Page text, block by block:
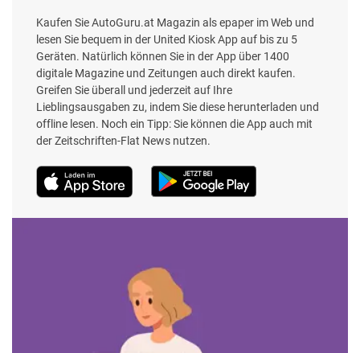
Kaufen Sie AutoGuru.at Magazin als epaper im Web und
lesen Sie bequem in der United Kiosk App auf bis zu 5
Geräten. Natürlich können Sie in der App über 1400
digitale Magazine und Zeitungen auch direkt kaufen.
Greifen Sie überall und jederzeit auf Ihre
Lieblingsausgaben zu, indem Sie diese herunterladen und
offline lesen. Noch ein Tipp: Sie können die App auch mit
der Zeitschriften-Flat News nutzen.